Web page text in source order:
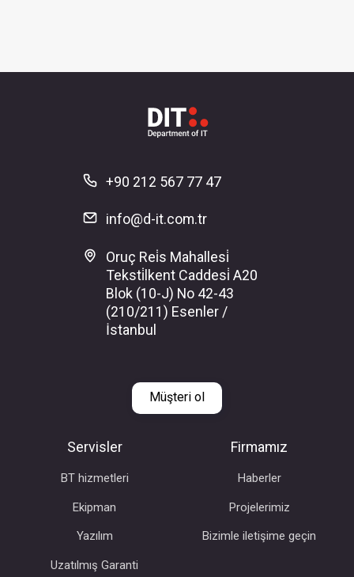
+90 212 567 77 47
info@d-it.com.tr
Oruç Rei̇s Mahallesi̇
Teksti̇lkent Caddesi̇ A20
Blok (10-J) No 42-43
(210/211) Esenler /
İstanbul
Servisler
BT hizmetleri
Ekipman
Yazılım
Uzatılmış Garanti
Firmamız
Haberler
Projelerimiz
Bizimle iletişime geçin
Müşteri ol